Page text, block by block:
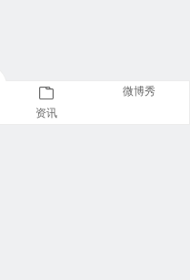
资讯
微博秀